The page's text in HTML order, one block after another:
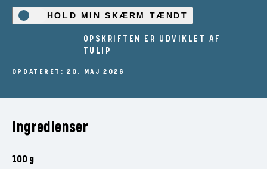
HOLD MIN SKÆRM TÆNDT
OPSKRIFTEN ER UDVIKLET AF
TULIP
OPDATERET: 20. MAJ 2026
Ingredienser
100 g